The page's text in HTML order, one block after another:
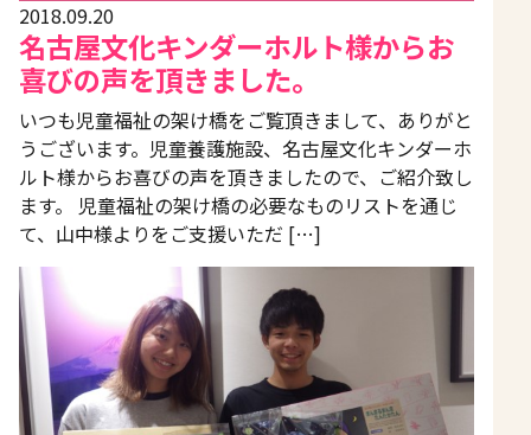
2018.09.20
名古屋文化キンダーホルト様からお
喜びの声を頂きました。
いつも児童福祉の架け橋をご覧頂きまして、ありがと
うございます。児童養護施設、名古屋文化キンダーホ
ルト様からお喜びの声を頂きましたので、ご紹介致し
ます。 児童福祉の架け橋の必要なものリストを通じ
て、山中様よりをご支援いただ […]